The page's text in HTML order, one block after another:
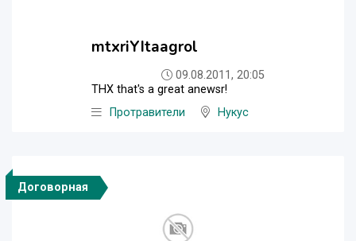
mtxriYItaagrol
09.08.2011, 20:05
THX that's a great anewsr!
Протравители
Нукус
Договорная